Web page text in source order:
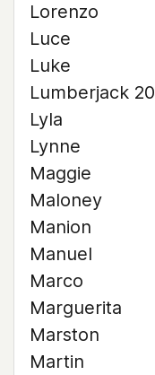
Lorenzo
Luce
Luke
Lumberjack 20
Lyla
Lynne
Maggie
Maloney
Manion
Manuel
Marco
Marguerita
Marston
Martin